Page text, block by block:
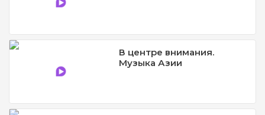
В центре внимания.
Музыка Азии